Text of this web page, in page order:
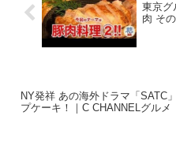
東京グ
肉 そ
NY発祥 あの海外ドラマ「SATC
プケーキ！｜C CHANNELグルメ